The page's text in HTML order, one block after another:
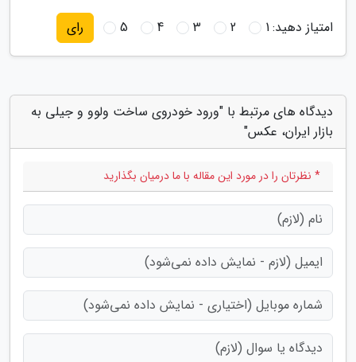
امتیاز دهید:1
2
3
4
5 رای
دیدگاه های مرتبط با "ورود خودروی ساخت ولوو و جیلی به
بازار ایران، عکس"
* نظرتان را در مورد این مقاله با ما درمیان بگذارید